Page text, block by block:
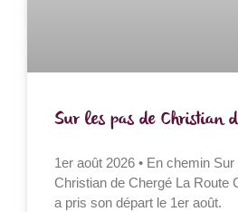
Sur les pas de Christian
1er août 2026 • En chemin
Christian de Chergé La Route
a pris son départ le 1er août.